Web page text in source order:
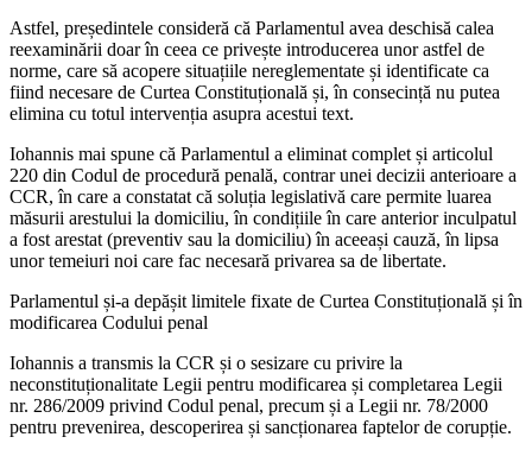
Astfel, președintele consideră că Parlamentul avea deschisă calea
reexaminării doar în ceea ce privește introducerea unor astfel de
norme, care să acopere situațiile nereglementate și identificate ca
fiind necesare de Curtea Constituțională și, în consecință nu putea
elimina cu totul intervenția asupra acestui text.
Iohannis mai spune că Parlamentul a eliminat complet și articolul
220 din Codul de procedură penală, contrar unei decizii anterioare a
CCR, în care a constatat că soluția legislativă care permite luarea
măsurii arestului la domiciliu, în condițiile în care anterior inculpatul
a fost arestat (preventiv sau la domiciliu) în aceeași cauză, în lipsa
unor temeiuri noi care fac necesară privarea sa de libertate.
Parlamentul și-a depășit limitele fixate de Curtea Constituțională și în
modificarea Codului penal
Iohannis a transmis la CCR și o sesizare cu privire la
neconstituționalitate Legii pentru modificarea și completarea Legii
nr. 286/2009 privind Codul penal, precum și a Legii nr. 78/2000
pentru prevenirea, descoperirea și sancționarea faptelor de corupție.